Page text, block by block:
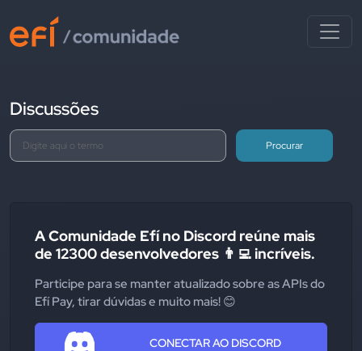
Discussões
Procurar
A Comunidade Efí no Discord reúne mais
de 12300 desenvolvedores 👨‍💻 incríveis.
Participe para se manter atualizado sobre as APIs do
Efí Pay, tirar dúvidas e muito mais! 😊
CONECTAR AO DISCORD